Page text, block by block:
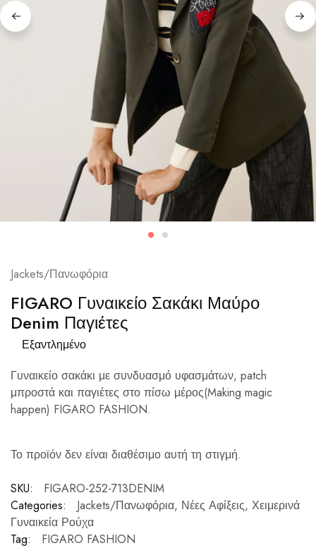
Jackets/Πανωφόρια
FIGARO Γυναικείο Σακάκι Μαύρο
Denim Παγιέτες
Εξαντλημένο
Γυναικείο σακάκι με συνδυασμό υφασμάτων, patch
μπροστά και παγιέτες στο πίσω μέρος(Making magic
happen) FIGARO FASHION.
Το προϊόν δεν είναι διαθέσιμο αυτή τη στιγμή.
SKU:
FIGARO-252-713DENIM
Categories:
Jackets/Πανωφόρια, Νέες Αφίξεις, Χειμερινά
Γυναικεία Ρούχα
Tag:
FIGARO FASHION